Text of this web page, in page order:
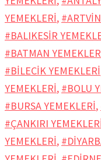
YEMEKLERİ,
#BALIKESİR
#BATMAN
#BİLECİK YEMEKLERİ
YEMEKLERİ, #BOLU
#BURSA YEMEKLERİ,
#ÇANKIRI
YEMEKLERİ,